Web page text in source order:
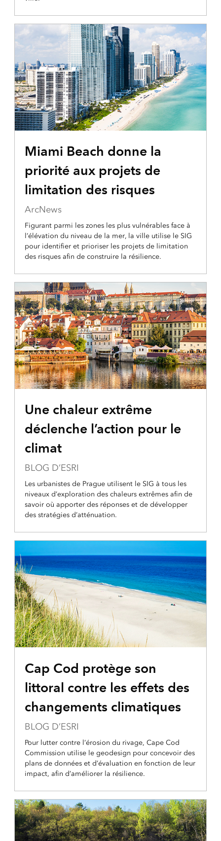
Miami Beach donne la
priorité aux projets de
limitation des risques
ArcNews
Figurant parmi les zones les plus vulnérables face à
l’élévation du niveau de la mer, la ville utilise le SIG
pour identifier et prioriser les projets de limitation
des risques afin de construire la résilience.
Une chaleur extrême
déclenche l’action pour le
climat
BLOG D’ESRI
Les urbanistes de Prague utilisent le SIG à tous les
niveaux d’exploration des chaleurs extrêmes afin de
savoir où apporter des réponses et de développer
des stratégies d’atténuation.
Cap Cod protège son
littoral contre les effets des
changements climatiques
BLOG D’ESRI
Pour lutter contre l’érosion du rivage, Cape Cod
Commission utilise le geodesign pour concevoir des
plans de données et d’évaluation en fonction de leur
impact, afin d’améliorer la résilience.